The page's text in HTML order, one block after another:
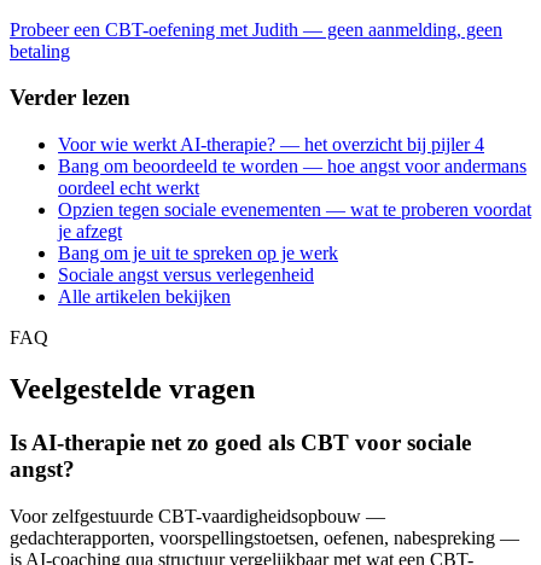
Probeer een CBT-oefening met Judith — geen aanmelding, geen
betaling
Verder lezen
Voor wie werkt AI-therapie? — het overzicht bij pijler 4
Bang om beoordeeld te worden — hoe angst voor andermans
oordeel echt werkt
Opzien tegen sociale evenementen — wat te proberen voordat
je afzegt
Bang om je uit te spreken op je werk
Sociale angst versus verlegenheid
Alle artikelen bekijken
FAQ
Veelgestelde vragen
Is AI-therapie net zo goed als CBT voor sociale
angst?
Voor zelfgestuurde CBT-vaardigheidsopbouw —
gedachterapporten, voorspellingstoetsen, oefenen, nabespreking —
is AI-coaching qua structuur vergelijkbaar met wat een CBT-